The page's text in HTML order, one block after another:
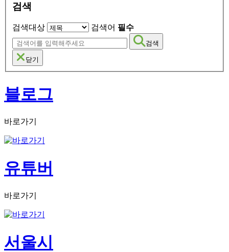
검색
검색대상 검색어 필수
검색
닫기
블로그
바로가기
유튜버
바로가기
서울시